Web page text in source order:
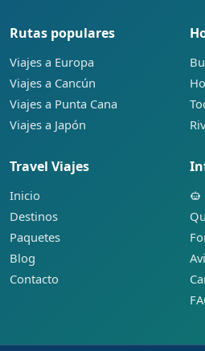
Rutas populares
Viajes a Europa
Viajes a Cancún
Viajes a Punta Cana
Viajes a Japón
Travel Viajes
Inicio
Destinos
Paquetes
Blog
Contacto